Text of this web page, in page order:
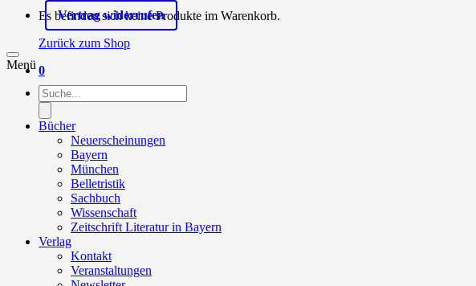
Es befinden sich keine Produkte im Warenkorb.
Zurück zum Shop
0
Vertrag widerrufen
Menü
Products
search
Bücher
Neuerscheinungen
Bayern
München
Belletristik
Sachbuch
Wissenschaft
Zeitschrift Literatur in Bayern
Verlag
Kontakt
Veranstaltungen